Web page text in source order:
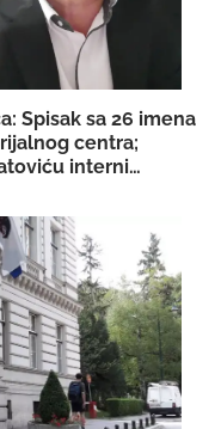
Spisak sa 26 imena
centra;
interni